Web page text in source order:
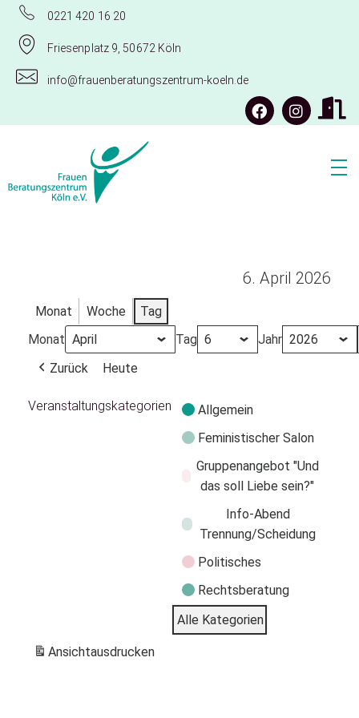
0221 420 16 20
Friesenplatz 9, 50672 Köln
info@frauenberatungszentrum-koeln.de
6. April 2026
Monat Woche
Tag
Monat
Tag
Jahr
Zurück
Heute
Veranstaltungskategorien
Allgemein
Feministischer Salon
Gruppenangebot "Und
das soll Liebe sein?"
Info-Abend
Trennung/Scheidung
Politisches
Rechtsberatung
Alle Kategorien
Ansichtausdrucken